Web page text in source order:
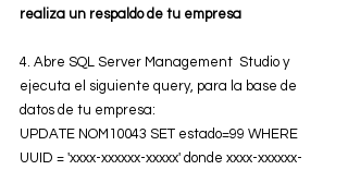
realiza un respaldo de tu empresa
4. Abre SQL Server Management  Studio y
ejecuta el siguiente query, para la base de
datos de tu empresa:
UPDATE NOM10043 SET estado=99 WHERE
UUID = 'xxxx-xxxxxx-xxxxx' donde xxxx-xxxxxx-